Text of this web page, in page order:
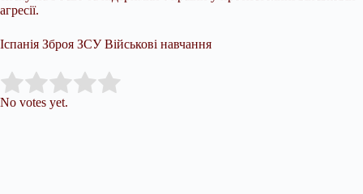
агресії.
Іспанія Зброя ЗСУ Військові навчання
Rate this item:
No votes yet.